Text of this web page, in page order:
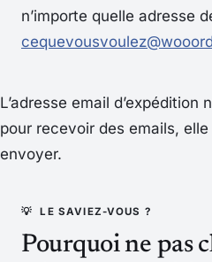
n’importe quelle adresse
L’adresse email d’expédition
pour recevoir des emails, elle
envoyer.
Pourquoi ne pas